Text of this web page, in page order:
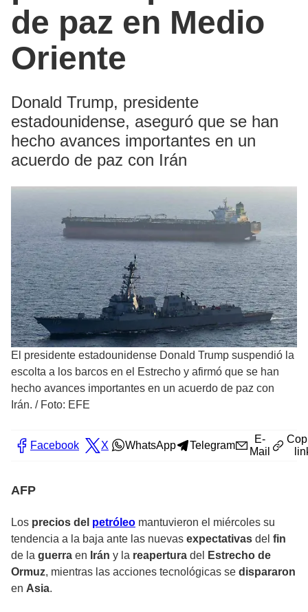
de paz en Medio
Oriente
Donald Trump, presidente
estadounidense, aseguró que se han
hecho avances importantes en un
acuerdo de paz con Irán
El presidente estadounidense Donald Trump suspendió la
escolta a los barcos en el Estrecho y afirmó que se han
hecho avances importantes en un acuerdo de paz con
Irán. / Foto: EFE
Facebook X WhatsApp Telegram
E-
Mail
AFP
Los precios del petróleo mantuvieron el miércoles su
tendencia a la baja ante las nuevas expectativas del fin
de la guerra en Irán y la reapertura del
Estrecho de
Ormuz, mientras las acciones tecnológicas se dispararon
en Asia.